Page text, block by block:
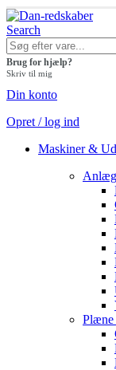
Search
Brug for hjælp?
Skriv til mig
Din konto
Opret / log ind
Maskiner &